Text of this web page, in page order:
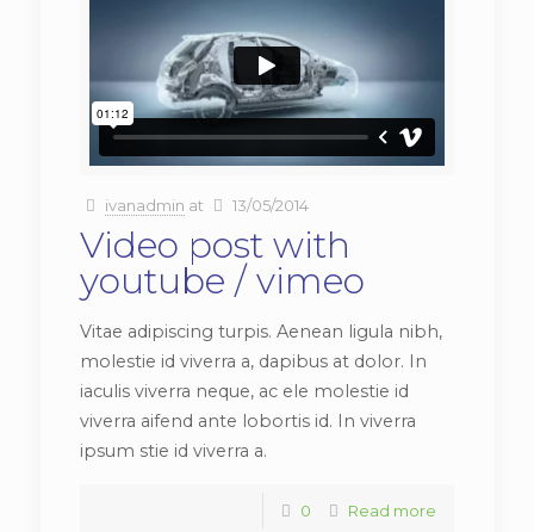
ivanadmin at 13/05/2014
Video post with
youtube / vimeo
Vitae adipiscing turpis. Aenean ligula nibh,
molestie id viverra a, dapibus at dolor. In
iaculis viverra neque, ac ele molestie id
viverra aifend ante lobortis id. In viverra
ipsum stie id viverra a.
0 Read more